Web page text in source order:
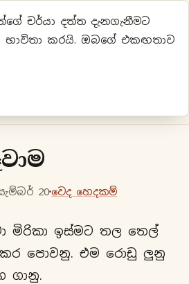
අදහස්‍...
20 වෙද හෙදකම්
මිරිකා ඉස්මට තල තෙල්
පොවනු. එම රොඩු ලුනු
ගානු.
චර්යා දත්ත දැනගැනීමට
භාවිතා කරයි. ඔබගේ එකඟතාව